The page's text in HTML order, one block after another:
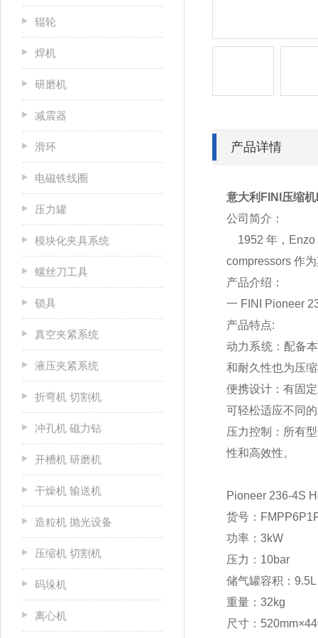
辊轮
焊机
研磨机
减震器
滑环
电磁铁线圈
压力罐
模块化夹具系统
螺丝刀工具
锁具
真空夹紧系统
液压夹紧系统
折弯机 切割机
冲孔机 磁力钻
开槽机 研磨机
干燥机 输送机
造粒机 抛光设备
压缩机 切割机
码垛机
离心机
产品详情
意大利FINI压缩
公司简介：
1952 年，Enzo
compressors 作
产品介绍：
一 FINI Pioneer
产品特点:
动力系统：配备
和耐久性也为压
便携设计：有固
可轻松适应不同
压力控制：所有
性和高效性。
Pioneer 236-4S
货号：
功率：3kW
压力：10bar
储气罐容积：9.5L
重量：32kg
尺寸：